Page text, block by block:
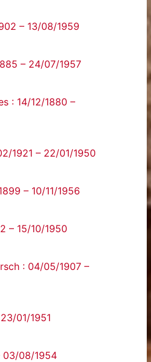
– 13/08/1959
– 24/07/1957
: 14/12/1880 –
1921 – 22/01/1950
– 10/11/1956
– 15/10/1950
: 04/05/1907 –
01/1951
03/08/1954